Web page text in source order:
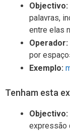
Objectivo:
palavras,
entre elas
Operador:
por
Exemplo:
Tenham esta
Objectivo:
expressão